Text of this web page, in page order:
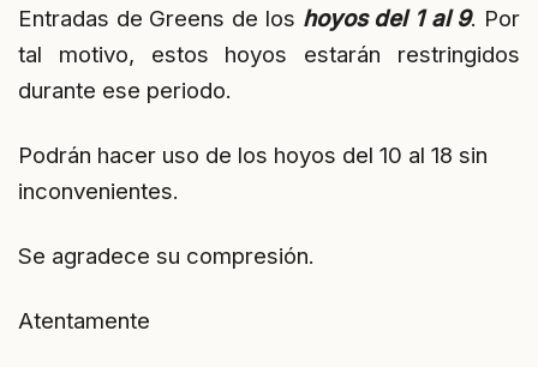
Entradas de Greens de los hoyos del 1 al 9. Por
tal motivo, estos hoyos estarán restringidos
durante ese periodo.
Podrán hacer uso de los hoyos del 10 al 18 sin
inconvenientes.
Se agradece su compresión.
Atentamente